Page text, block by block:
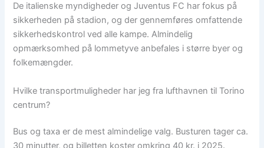
De italienske myndigheder og Juventus FC har fokus på
sikkerheden på stadion, og der gennemføres omfattende
sikkerhedskontrol ved alle kampe. Almindelig
opmærksomhed på lommetyve anbefales i større byer og
folkemængder.
Hvilke transportmuligheder har jeg fra lufthavnen til Torino
centrum?
Bus og taxa er de mest almindelige valg. Busturen tager ca.
30 minutter, og billetten koster omkring 40 kr. i 2025.